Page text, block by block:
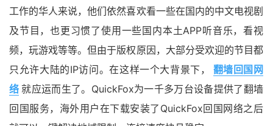
工作的华人来说，他们依然喜欢看一些在国内的中文电视剧
及节目，也更习惯了使用一些国内本土APP听音乐，看视
频，玩游戏等等。但由于版权原因，大部分受欢迎的节目都
只允许大陆的IP访问。在这样一个大背景下，
翻墙回国网
络 就应运而生了。QuickFox为一千多万台设备提供了翻墙
回国服务，海外用户在下载安装了QuickFox回国网络之后